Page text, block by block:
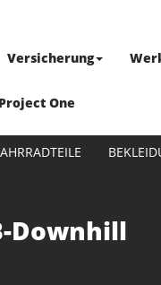
Versicherung
Project One
Downhill